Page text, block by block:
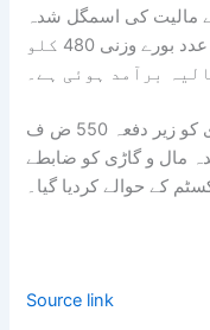
مالیت کی اسمگل شدہ
چھالیہ برآمد کرلی، واٹر ٹینکر سے 40 عدد بورے وزنی 480 کلو
برآمد ہوئی ہے۔
ترجمان کے مطابق برآمدہ مال اور گاڑی کو زیر دفعہ 550 ض ف
مال و گاڑی کو ضابطے
کے حوالے کردیا گیا۔
Source link